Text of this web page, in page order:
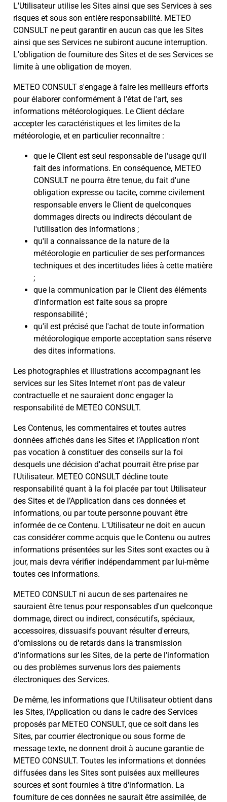
L'Utilisateur utilise les Sites ainsi que ses Services à ses
risques et sous son entière responsabilité. METEO
CONSULT ne peut garantir en aucun cas que les Sites
ainsi que ses Services ne subiront aucune interruption.
L'obligation de fourniture des Sites et de ses Services se
limite à une obligation de moyen.
METEO CONSULT s'engage à faire les meilleurs efforts
pour élaborer conformément à l'état de l'art, ses
informations météorologiques. Le Client déclare
accepter les caractéristiques et les limites de la
météorologie, et en particulier reconnaître :
que le Client est seul responsable de l'usage qu'il
fait des informations. En conséquence, METEO
CONSULT ne pourra être tenue, du fait d'une
obligation expresse ou tacite, comme civilement
responsable envers le Client de quelconques
dommages directs ou indirects découlant de
l'utilisation des informations ;
qu'il a connaissance de la nature de la
météorologie en particulier de ses performances
techniques et des incertitudes liées à cette matière
;
que la communication par le Client des éléments
d'information est faite sous sa propre
responsabilité ;
qu'il est précisé que l'achat de toute information
météorologique emporte acceptation sans réserve
des dites informations.
Les photographies et illustrations accompagnant les
services sur les Sites Internet n'ont pas de valeur
contractuelle et ne sauraient donc engager la
responsabilité de METEO CONSULT.
Les Contenus, les commentaires et toutes autres
données affichés dans les Sites et l’Application n'ont
pas vocation à constituer des conseils sur la foi
desquels une décision d'achat pourrait être prise par
l'Utilisateur. METEO CONSULT décline toute
responsabilité quant à la foi placée par tout Utilisateur
des Sites et de l’Application dans ces données et
informations, ou par toute personne pouvant être
informée de ce Contenu. L'Utilisateur ne doit en aucun
cas considérer comme acquis que le Contenu ou autres
informations présentées sur les Sites sont exactes ou à
jour, mais devra vérifier indépendamment par lui-même
toutes ces informations.
METEO CONSULT ni aucun de ses partenaires ne
sauraient être tenus pour responsables d'un quelconque
dommage, direct ou indirect, consécutifs, spéciaux,
accessoires, dissuasifs pouvant résulter d'erreurs,
d'omissions ou de retards dans la transmission
d'informations sur les Sites, de la perte de l'information
ou des problèmes survenus lors des paiements
électroniques des Services.
De même, les informations que l'Utilisateur obtient dans
les Sites, l’Application ou dans le cadre des Services
proposés par METEO CONSULT, que ce soit dans les
Sites, par courrier électronique ou sous forme de
message texte, ne donnent droit à aucune garantie de
METEO CONSULT. Toutes les informations et données
diffusées dans les Sites sont puisées aux meilleures
sources et sont fournies à titre d'information. La
fourniture de ces données ne saurait être assimilée, de